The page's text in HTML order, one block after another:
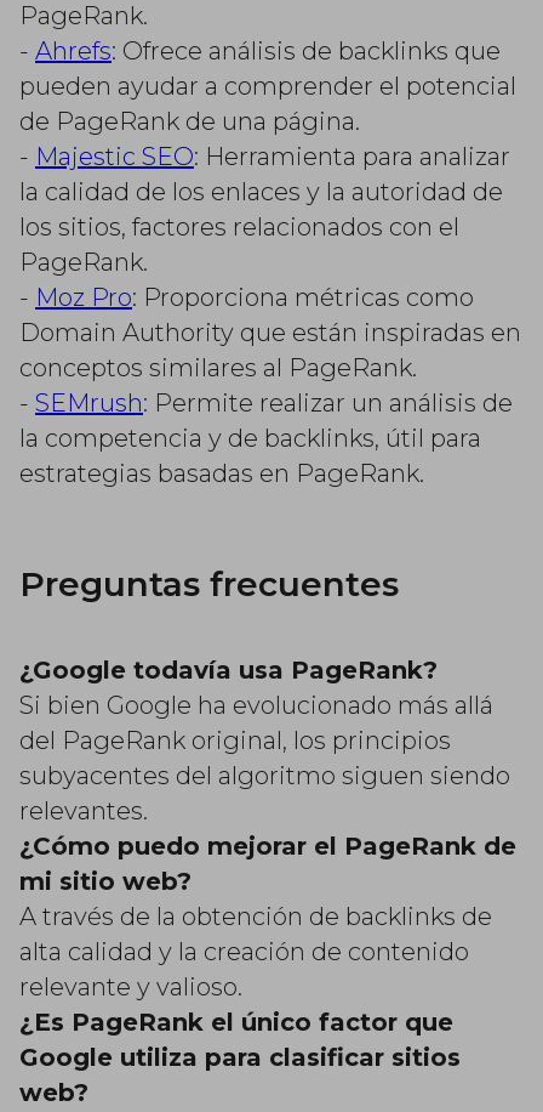
PageRank.
- Ahrefs: Ofrece análisis de backlinks que
pueden ayudar a comprender el potencial
de PageRank de una página.
- Majestic SEO: Herramienta para analizar
la calidad de los enlaces y la autoridad de
los sitios, factores relacionados con el
PageRank.
- Moz Pro: Proporciona métricas como
Domain Authority que están inspiradas en
conceptos similares al PageRank.
- SEMrush: Permite realizar un análisis de
la competencia y de backlinks, útil para
estrategias basadas en PageRank.
Preguntas frecuentes
¿Google todavía usa PageRank?
Si bien Google ha evolucionado más allá
del PageRank original, los principios
subyacentes del algoritmo siguen siendo
relevantes.
¿Cómo puedo mejorar el PageRank de
mi sitio web?
A través de la obtención de backlinks de
alta calidad y la creación de contenido
relevante y valioso.
¿Es PageRank el único factor que
Google utiliza para clasificar sitios
web?